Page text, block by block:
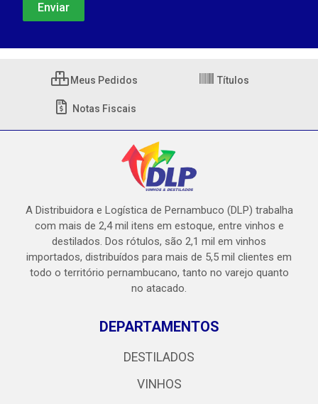
Meus Pedidos Títulos
Notas Fiscais
A Distribuidora e Logística de Pernambuco (DLP) trabalha
com mais de 2,4 mil itens em estoque, entre vinhos e
destilados. Dos rótulos, são 2,1 mil em vinhos
importados, distribuídos para mais de 5,5 mil clientes em
todo o território pernambucano, tanto no varejo quanto
no atacado.
DEPARTAMENTOS
DESTILADOS
VINHOS